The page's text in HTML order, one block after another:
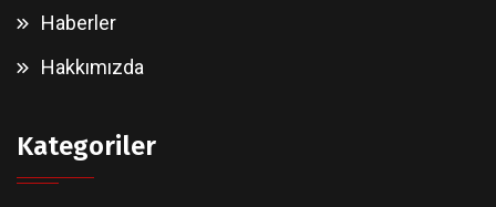
Haberler
Hakkımızda
Kategoriler